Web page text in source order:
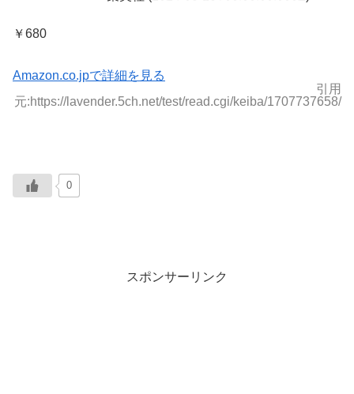
￥680
Amazon.co.jpで詳細を見る
引用
元:https://lavender.5ch.net/test/read.cgi/keiba/1707737658/
0
スポンサーリンク